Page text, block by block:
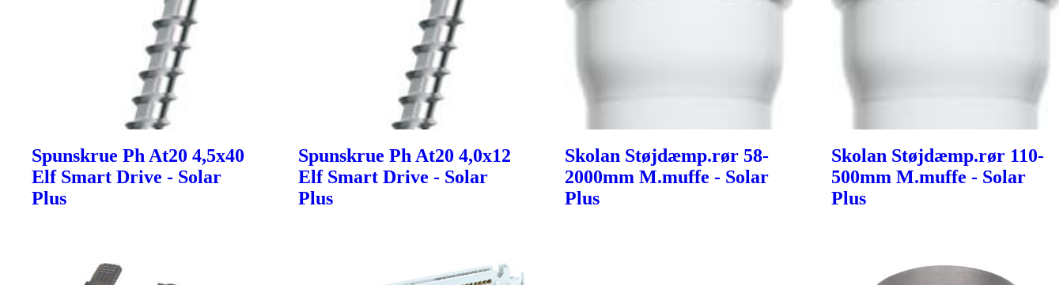
Spunskrue Ph At20 4,5x40
Elf Smart Drive - Solar
Plus
Spunskrue Ph At20 4,0x12
Elf Smart Drive - Solar
Plus
Skolan Støjdæmp.rør 58-
2000mm M.muffe - Solar
Plus
Skolan Støjdæmp.rør 110-
500mm M.muffe - Solar
Plus